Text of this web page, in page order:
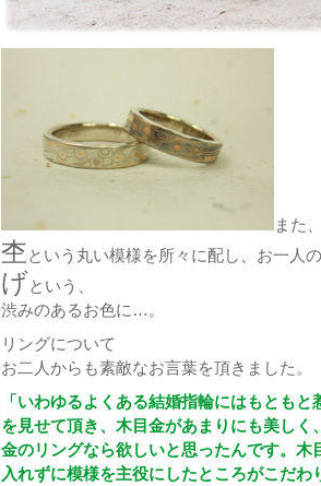
また
杢という丸い模様を所々に配し、お一人
げという、
渋みのあるお色に…。
リングについて
お二人からも素敵なお言葉を頂きました。
「いわゆるよくある結婚指輪にはもとも
を見せて頂き、木目金があまりにも美し
金のリングなら欲しいと思ったんです。木
入れずに模様を主役にしたところがこだ